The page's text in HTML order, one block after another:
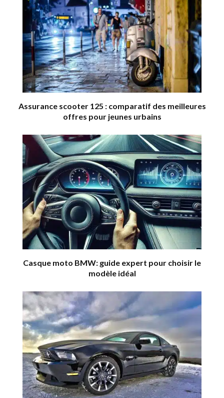
Assurance scooter 125 : comparatif des meilleures
offres pour jeunes urbains
Casque moto BMW: guide expert pour choisir le
modèle idéal